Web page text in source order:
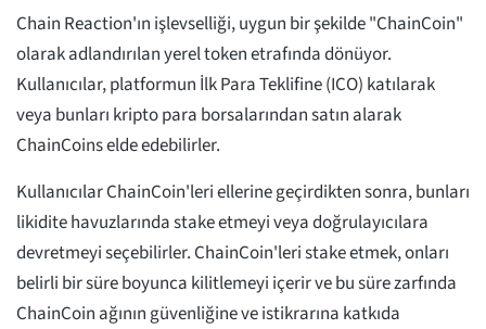
Chain Reaction'ın işlevselliği, uygun bir şekilde "ChainCoin"
olarak adlandırılan yerel token etrafında dönüyor.
Kullanıcılar, platformun İlk Para Teklifine (ICO) katılarak
veya bunları kripto para borsalarından satın alarak
ChainCoins elde edebilirler.
Kullanıcılar ChainCoin'leri ellerine geçirdikten sonra, bunları
likidite havuzlarında stake etmeyi veya doğrulayıcılara
devretmeyi seçebilirler. ChainCoin'leri stake etmek, onları
belirli bir süre boyunca kilitlemeyi içerir ve bu süre zarfında
ChainCoin ağının güvenliğine ve istikrarına katkıda